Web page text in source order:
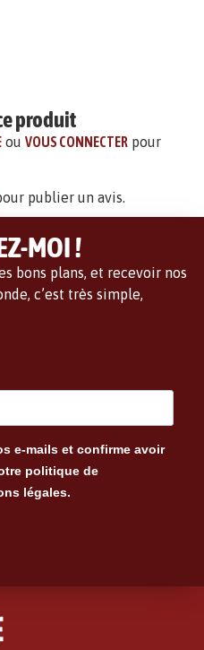
produit
ouVOUS CONNECTER pour
publier un avis.
MOI !
bons plans, et recevoir nos
c’est très simple,
e-mails et confirme avoir
politique de
légales.